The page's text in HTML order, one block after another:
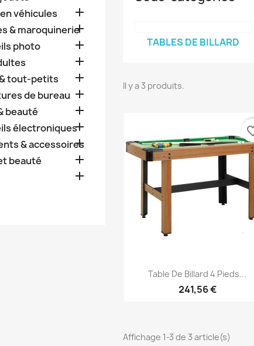
véhicules 
& maroquinerie

photo 

tout-petits 
de bureau 
beauté 
électroniques
& accessoires

beauté 

TABLES DE BILLARD
Il y a 3 produits.
 Aperçu rapide
Table De Billard 4 Pieds...
241,56 €
Affichage 1-3 de 3 article(s)